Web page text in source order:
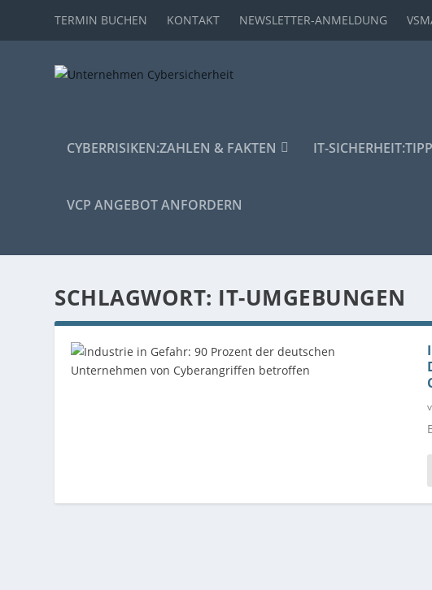
TERMIN BUCHEN KONTAKT NEWSLETTER-ANMELDUNG
CYBERRISIKEN:ZAHLEN & FAKTEN IT-SICHERHEIT:
VCP ANGEBOT ANFORDERN
SCHLAGWORT: IT-UMGEBUNGEN